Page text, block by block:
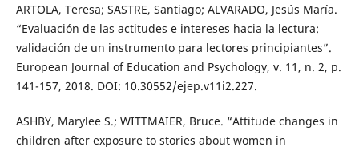
ARTOLA, Teresa; SASTRE, Santiago; ALVARADO, Jesús María.
“Evaluación de las actitudes e intereses hacia la lectura:
validación de un instrumento para lectores principiantes”.
European Journal of Education and Psychology, v. 11, n. 2, p.
141-157, 2018. DOI: 10.30552/ejep.v11i2.227.
ASHBY, Marylee S.; WITTMAIER, Bruce. “Attitude changes in
children after exposure to stories about women in